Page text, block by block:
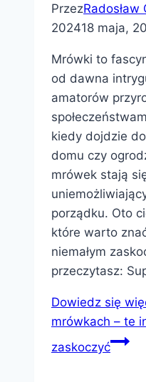
PrzezRadosław
202418 maja,
Mrówki to
od dawna
amatorów
kiedy dojdzie
domu czy
mrówek stają
porządku. Oto
które warto
niemałym
przeczytasz:
Dowiedz się
mrówkach – te
zaskoczyć